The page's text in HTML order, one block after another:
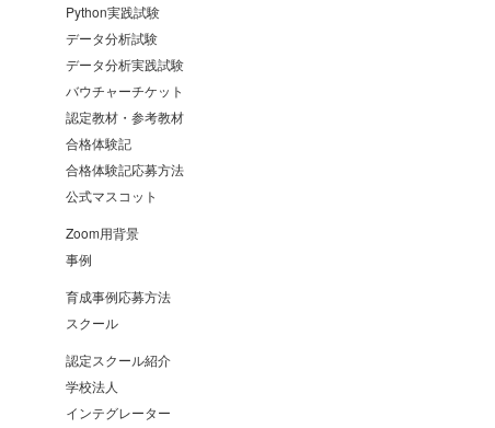
Python実践試験
データ分析試験
データ分析実践試験
バウチャーチケット
認定教材・参考教材
合格体験記
合格体験記応募方法
公式マスコット
Zoom用背景
事例
育成事例応募方法
スクール
認定スクール紹介
学校法人
インテグレーター